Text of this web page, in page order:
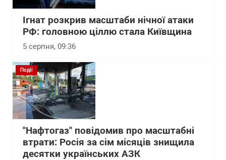
Ігнат розкрив масштаби нічної атаки
РФ: головною ціллю стала Київщина
5 серпня, 09:36
Події
"Нафтогаз" повідомив про масштабні
втрати: Росія за сім місяців знищила
десятки українських АЗК